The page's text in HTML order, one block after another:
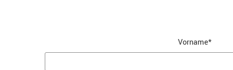
Vorname*